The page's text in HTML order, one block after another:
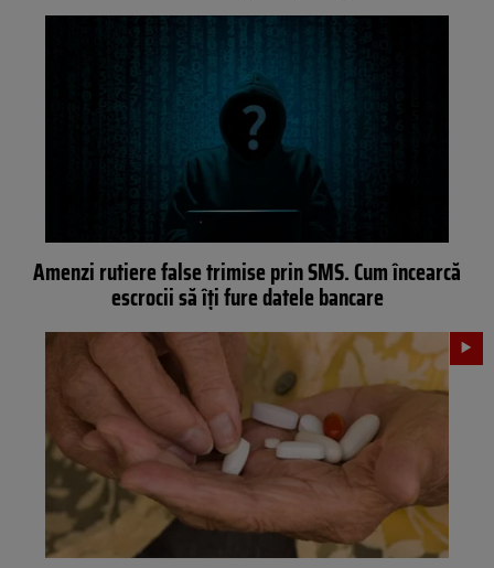
Amenzi rutiere false trimise prin SMS. Cum încearcă
escrocii să îți fure datele bancare